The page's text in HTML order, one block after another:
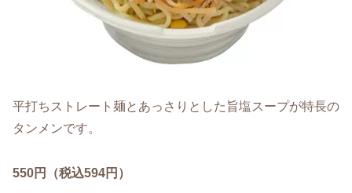
平打ちストレート麺とあっさりとした旨塩スープが特長の
タンメンです。
550円（税込594円）